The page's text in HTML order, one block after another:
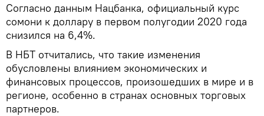
Согласно данным Нацбанка, официальный курс
сомони к доллару в первом полугодии 2020 года
снизился на 6,4%.
В НБТ отчитались, что такие изменения
обусловлены влиянием экономических и
финансовых процессов, произошедших в мире и в
регионе, особенно в странах основных торговых
партнеров.